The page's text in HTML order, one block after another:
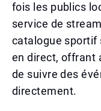
fois les publics
service de
catalogue sportif
en direct, offrant
de suivre des
directement.